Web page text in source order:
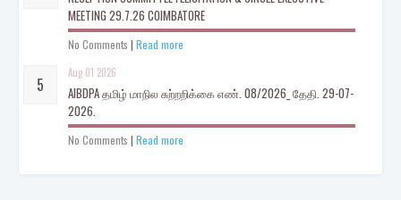
MEETING 29.7.26 COIMBATORE
No Comments | Read more
Aug 01 2026
AIBDPA தமிழ் மாநில சுற்றறிக்கை எண். 08/2026_ தேதி. 29-07-
2026.
No Comments | Read more